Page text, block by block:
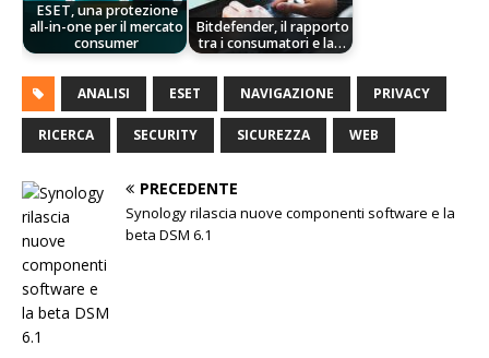
ESET, una protezione
all-in-one per il mercato
consumer
Bitdefender, il rapporto
tra i consumatori e la…
ANALISI ESET NAVIGAZIONE PRIVACY
RICERCA SECURITY SICUREZZA WEB
PRECEDENTE
Synology rilascia nuove componenti software e la
beta DSM 6.1